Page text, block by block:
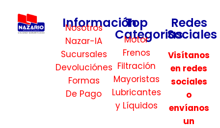
Información
Nosotros
Nazar-IA
Sucursales
Devoluciónes
Formas
De Pago
Top
Categorias
Motor
Frenos
Filtración
Mayoristas
Lubricantes
y Líquidos
Redes
Sociales
Visítanos
en redes
sociales
o
envíanos
un